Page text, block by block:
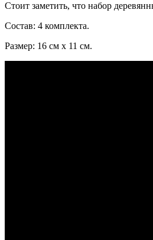
Стоит заметить, что набор
Состав: 4 комплекта.
Размер: 16 см х 11 см.